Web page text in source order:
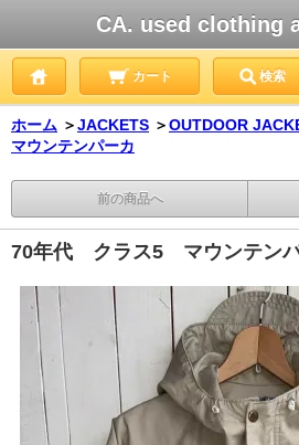
CA. used clothing
カート 検索
ホーム ＞JACKETS ＞OUTDOOR
マウンテンパーカ
前の商品へ
70年代 クラス5 マウンテン